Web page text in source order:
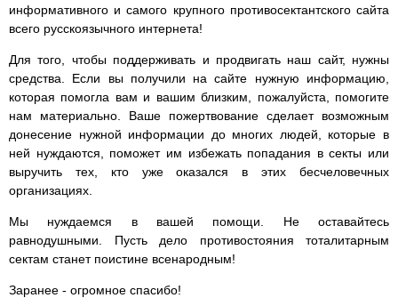
информативного и самого крупного противосектантского сайта
всего русскоязычного интернета!
Для того, чтобы поддерживать и продвигать наш сайт, нужны
средства. Если вы получили на сайте нужную информацию,
которая помогла вам и вашим близким, пожалуйста, помогите
нам материально. Ваше пожертвование сделает возможным
донесение нужной информации до многих людей, которые в
ней нуждаются, поможет им избежать попадания в секты или
выручить тех, кто уже оказался в этих бесчеловечных
организациях.
Мы нуждаемся в вашей помощи. Не оставайтесь
равнодушными. Пусть дело противостояния тоталитарным
сектам станет поистине всенародным!
Заранее - огромное спасибо!